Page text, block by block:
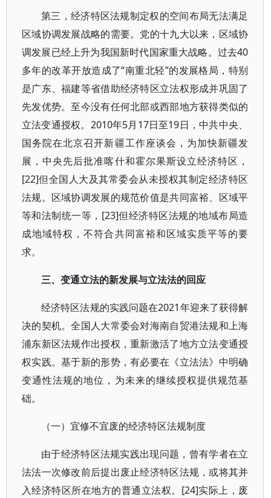
第三，经济特区法规制定权的空间布局无法满足
区域协调发展战略的需要。党的十九大以来，区域协
调发展已经上升为我国新时代国家重大战略。过去40
多年的改革开放造成了“南重北轻”的发展格局，特别
是广东、福建等省借助经济特区立法权形成并巩固了
先发优势。至今没有任何北部或西部地方获得类似的
立法变通授权。2010年5月17日至19日，中共中央、
国务院在北京召开新疆工作座谈会，为加快新疆发
展，中央先后批准喀什和霍尔果斯设立经济特区，
[22]但全国人大及其常委会从未授权其制定经济特区
法规。区域协调发展的规范价值是共同富裕、区域平
等和法制统一等，[23]但经济特区法规的地域布局造
成地域特权，不符合共同富裕和区域实质平等的要
求。
三、变通立法的新发展与立法法的回应
经济特区法规的实践问题在2021年迎来了获得解
决的契机。全国人大常委会对海南自贸港法规和上海
浦东新区法规作出授权，重新激活了地方立法变通授
权实践。基于新的形势，有必要在《立法法》中明确
变通性法规的地位，为未来的继续授权提供规范基
础。
（一）宜修不宜废的经济特区法规制度
由于经济特区法规实践出现问题，曾有学者在立
法法一次修改前后提出废止经济特区法规，或将其并
入经济特区所在地方的普通立法权。[24]实际上，废